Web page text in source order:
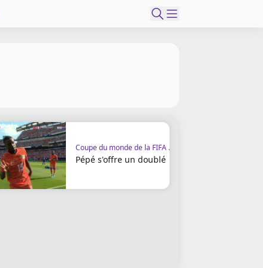
Coupe du monde de la FIFA 2026
Pépé s'offre un doublé